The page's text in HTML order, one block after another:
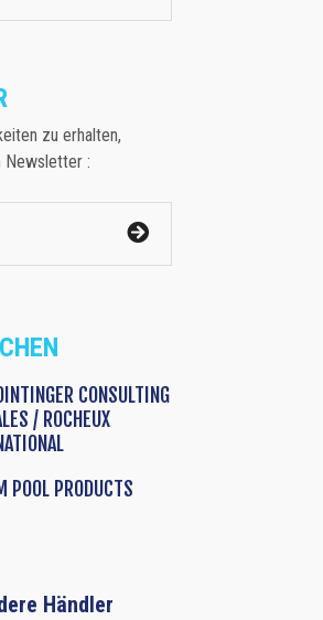
zu erhalten,
Newsletter :
CONSULTING
/ ROCHEUX
POOL PRODUCTS
Händler